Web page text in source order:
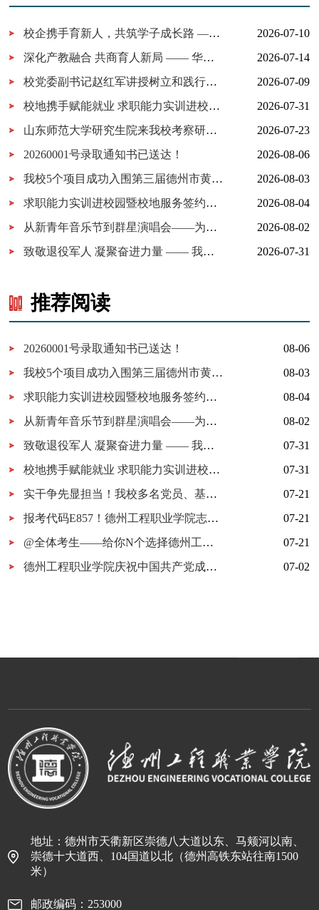
校企携手育新人，共筑学子成长路 ——百胜中国山东分公司来校交...
2026-07-10
深化产教融合 共商育人新局 —— 华为技术有限公司一行来我校考察...
2026-07-14
校党委副书记赵红军讲授树立和践行正确政绩观学习教育专题党课
2026-07-09
校地携手赋能就业 求职能力实训进校园暨校地服务签约仪式在我校...
2026-07-31
山东师范大学研究生院来我校考察研究生实习实践基地建设
2026-07-23
20260001号录取通知书已送达！
2026-08-06
我校5个项目成功入围第三届德州市黄炎培职业教育创新创业大赛决...
2026-08-03
求职能力实训进校园暨校地服务签约仪式在我校举行
2026-08-04
从新青年音乐节到群星演唱会——为什么又是德工？
2026-08-02
致敬退役军人 凝聚奋进力量 —— 我校开展 “八一建军节” 拥军茶...
2026-07-31
推荐阅读
20260001号录取通知书已送达！
08-06
我校5个项目成功入围第三届德州市黄炎培职业教育创新创业大赛决赛
08-03
求职能力实训进校园暨校地服务签约仪式在我校举行
08-04
从新青年音乐节到群星演唱会——为什么又是德工？
08-02
致敬退役军人 凝聚奋进力量 —— 我校开展 “八一建军节” 拥军茶话会
07-31
校地携手赋能就业 求职能力实训进校园暨校地服务签约仪式在我校顺利举行
07-31
实干争先显担当！我校多名党员、基层党组织获市级表彰！
07-21
报考代码E857！德州工程职业学院志愿填报指南
07-21
@全体考生——给你N个选择德州工程职业学院的理由
07-21
德州工程职业学院庆祝中国共产党成立105周年MV《旗帜》上线！用歌声唱响百年信仰！
07-02
地址：德州市天衢新区崇德八大道以东、马颊河以南、
崇德十大道西、104国道以北（德州高铁东站往南1500
米）
邮政编码：253000